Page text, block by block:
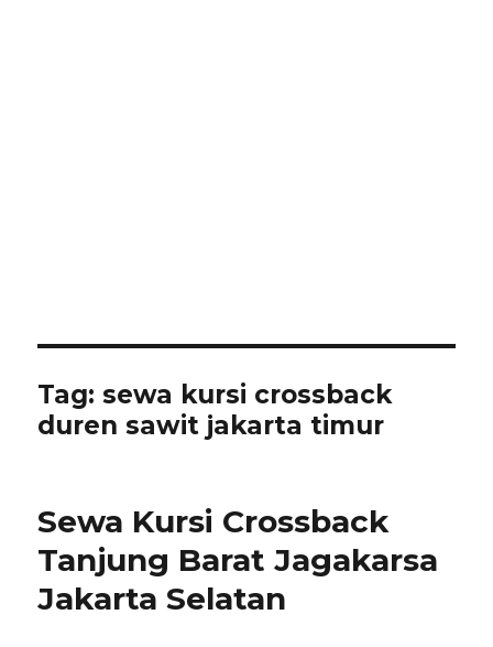
Tag:sewa kursi crossback
duren sawit jakarta timur
Sewa Kursi Crossback
Tanjung Barat Jagakarsa
Jakarta Selatan